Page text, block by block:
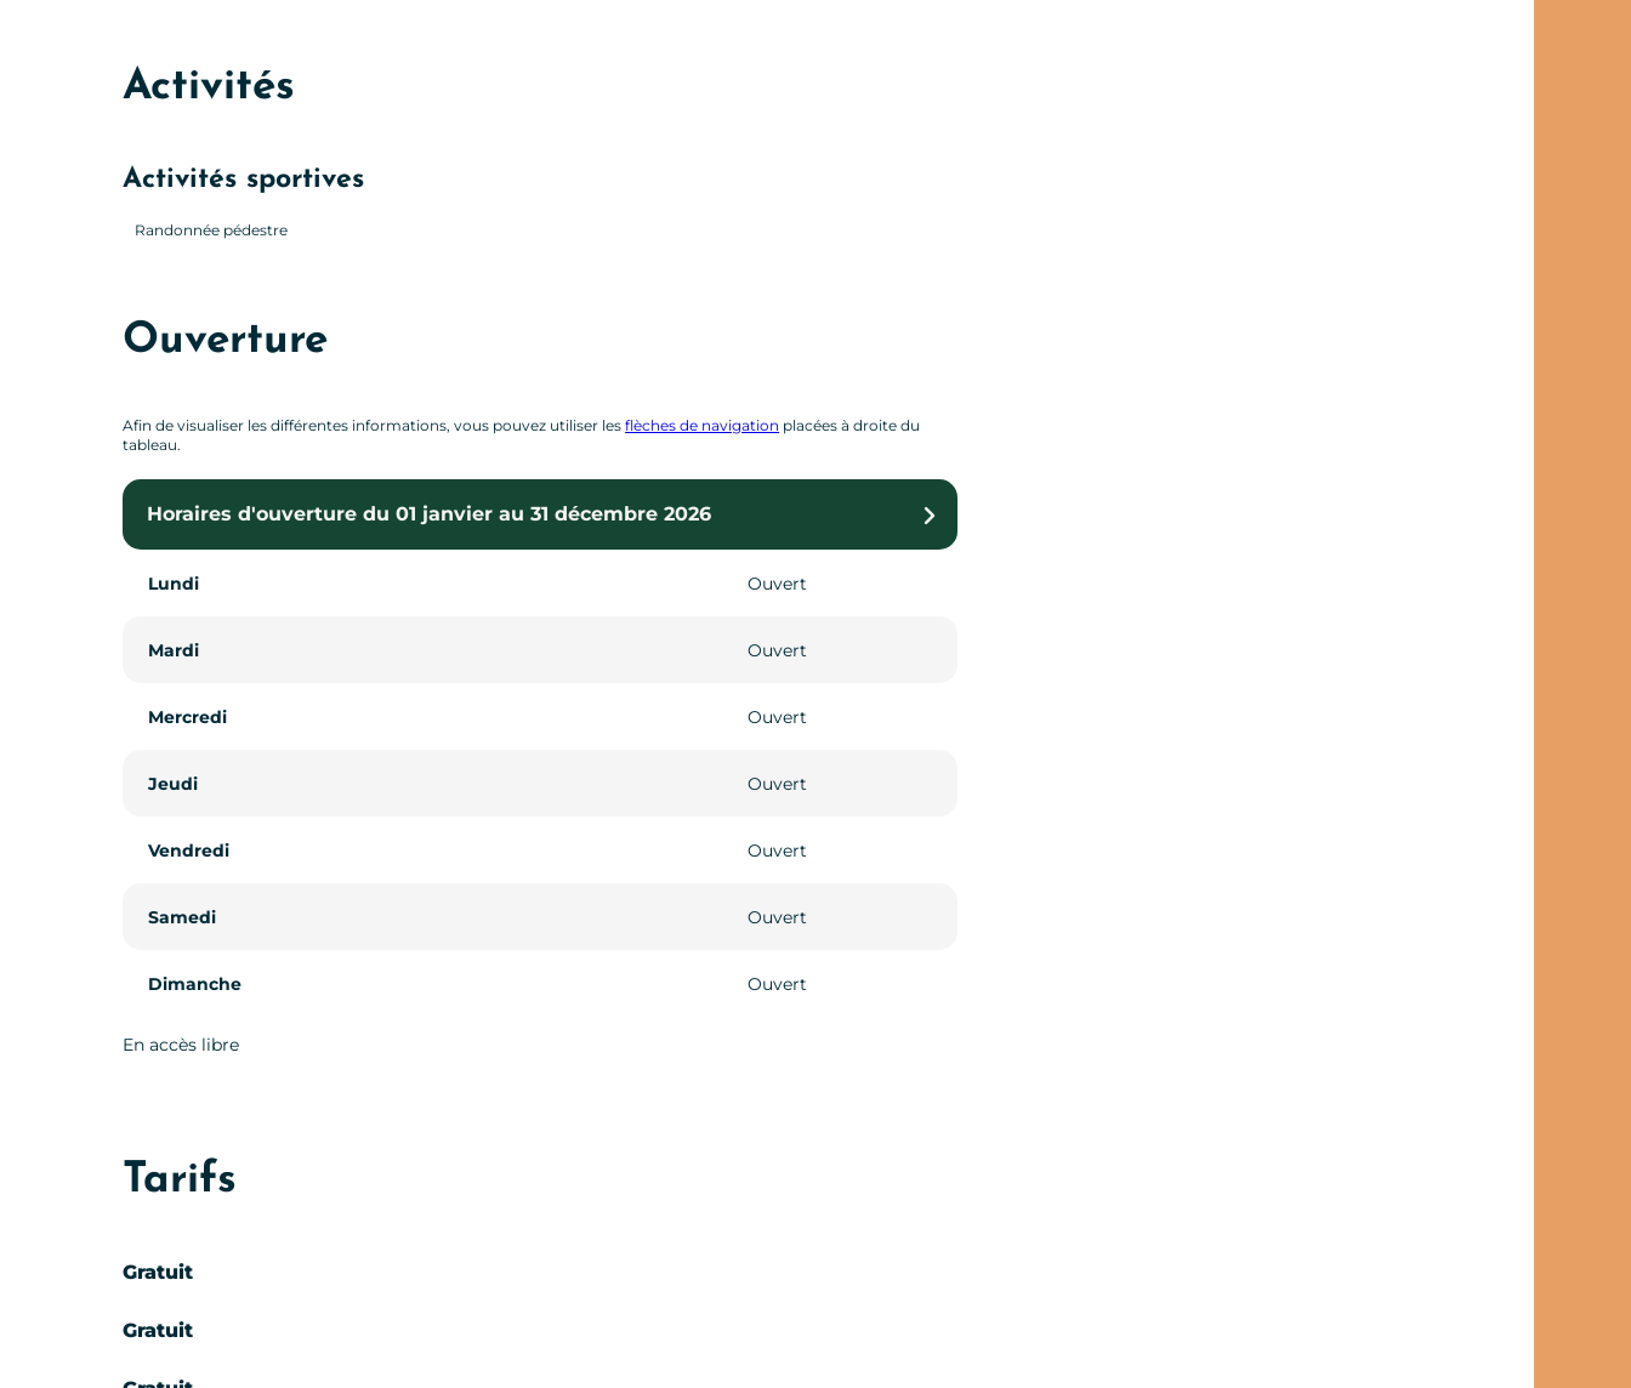
Activités
Activités sportives
Randonnée pédestre
Ouverture
Afin de visualiser les différentes informations, vous pouvez utiliser lesflèches de navigation placées à droite du
tableau.
Horaires d'ouverture du 01 janvier au 31 décembre 2026
Lundi Ouvert
Mardi Ouvert
Mercredi Ouvert
Jeudi Ouvert
Vendredi Ouvert
Samedi Ouvert
Dimanche Ouvert
En accès libre
Horaires d'ouverture du 01 janvier au 31 décembre 2027
Lundi Ouvert
Mardi Ouvert
Mercredi Ouvert
Jeudi Ouvert
Vendredi Ouvert
Samedi Ouvert
Dimanche Ouvert
Tarifs
Gratuit
Gratuit